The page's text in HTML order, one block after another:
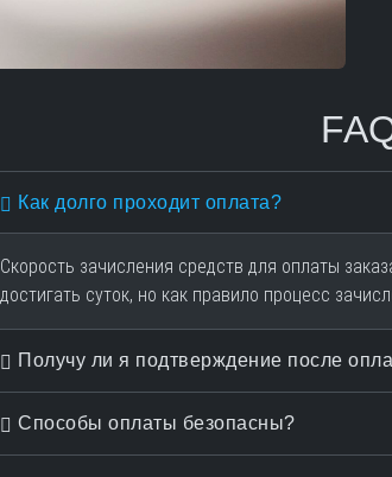
Как долго проходит оплата?
Скорость зачисления средств для оплаты
достигать суток, но как правило процесс
Получу ли я подтверждение после
Способы оплаты безопасны?